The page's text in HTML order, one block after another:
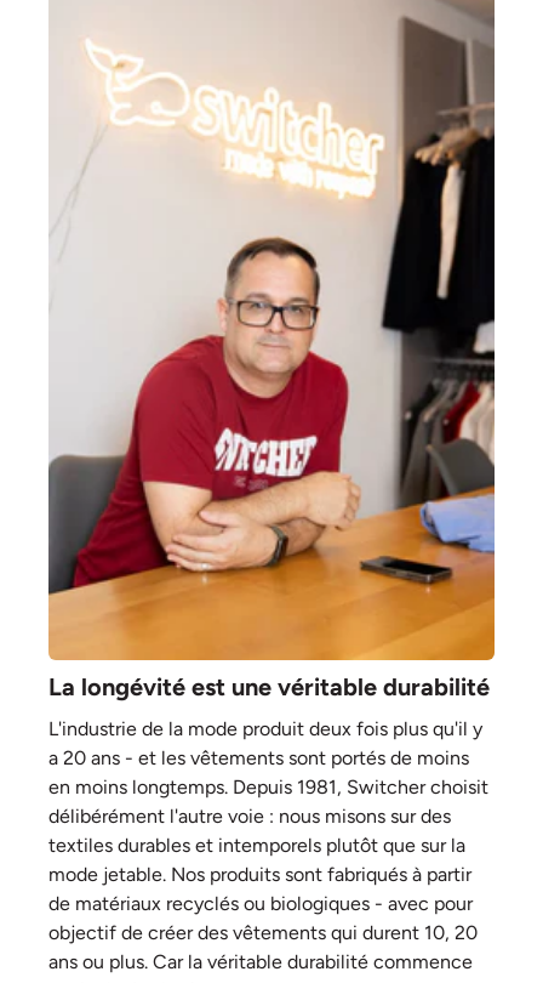
La longévité est une véritable durabilité
L'industrie de la mode produit deux fois plus qu'il y
a 20 ans - et les vêtements sont portés de moins
en moins longtemps. Depuis 1981, Switcher choisit
délibérément l'autre voie : nous misons sur des
textiles durables et intemporels plutôt que sur la
mode jetable. Nos produits sont fabriqués à partir
de matériaux recyclés ou biologiques - avec pour
objectif de créer des vêtements qui durent 10, 20
ans ou plus. Car la véritable durabilité commence